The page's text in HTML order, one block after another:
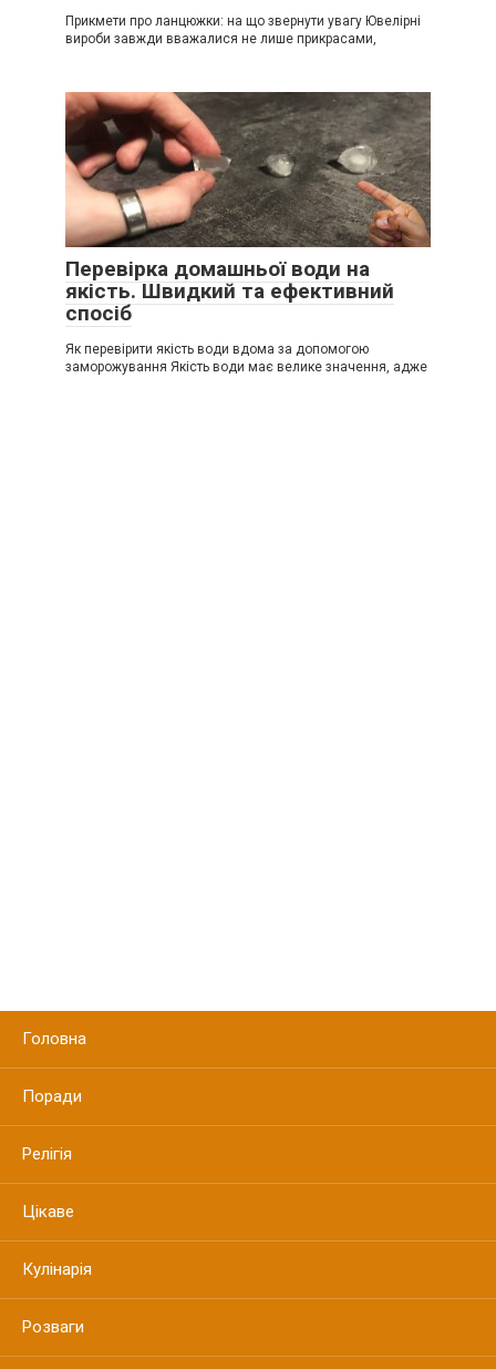
Прикмети про ланцюжки: на що звернути увагу Ювелірні
вироби завжди вважалися не лише прикрасами,
Перевірка домашньої води на
якість. Швидкий та ефективний
спосіб
Як перевірити якість води вдома за допомогою
заморожування Якість води має велике значення, адже
Головна
Поради
Релігія
Цікаве
Кулінарія
Розваги